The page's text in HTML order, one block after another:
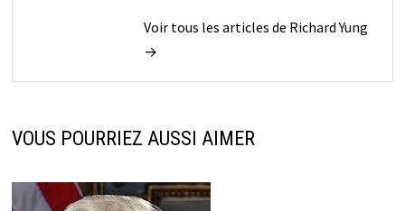
Voir tous les articles de Richard Yung
→
VOUS POURRIEZ AUSSI AIMER